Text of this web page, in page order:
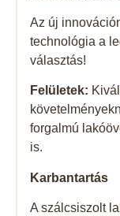
Az új
technológia a
választás!
Felületek:
forgalmú
is.
Karbantartás
A szálcsiszolt